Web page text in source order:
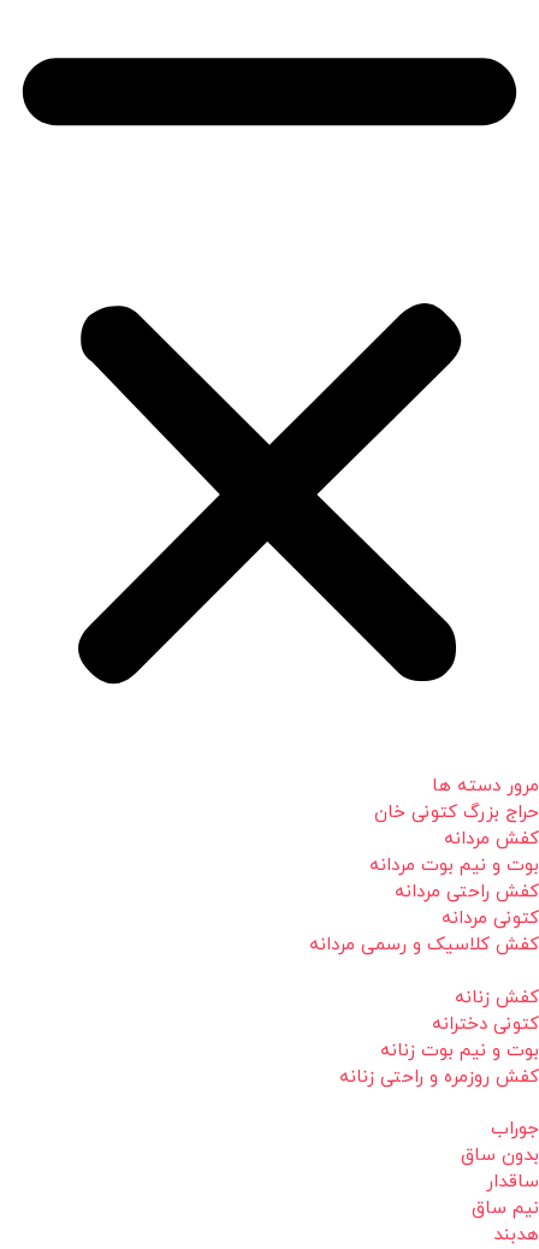
مرور دسته ها
حراج بزرگ کتونی خان
کفش مردانه
بوت و نیم بوت مردانه
کفش راحتی مردانه
کتونی مردانه
کفش کلاسیک و رسمی مردانه
کفش زنانه
کتونی دخترانه
بوت و نیم بوت زنانه
کفش روزمره و راحتی زنانه
جوراب
بدون ساق
ساقدار
نیم ساق
هدبند